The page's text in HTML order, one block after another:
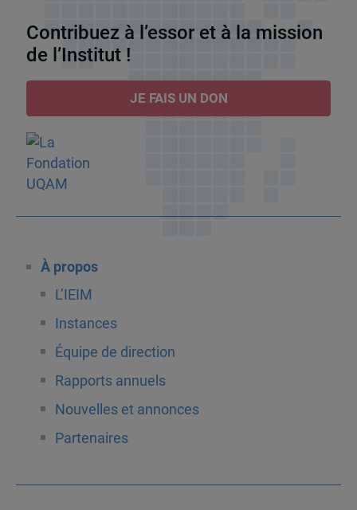
Contribuez à l’essor et à la mission
de l’Institut !
JE FAIS UN DON
À propos
L’IEIM
Instances
Équipe de direction
Rapports annuels
Nouvelles et annonces
Partenaires